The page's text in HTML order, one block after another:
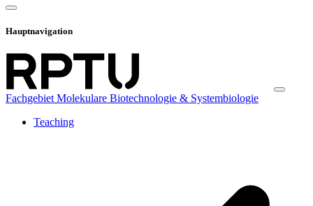
Hauptnavigation
Fachgebiet Molekulare Biotechnologie & Systembiologie
Teaching